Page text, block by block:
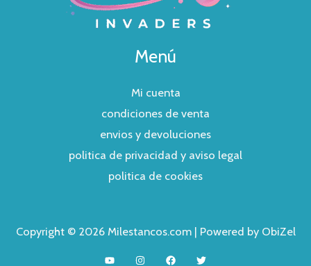
Menú
Mi cuenta
condiciones de venta
envios y devoluciones
politica de privacidad y aviso legal
politica de cookies
Copyright © 2026 Milestancos.com | Powered by ObiZel